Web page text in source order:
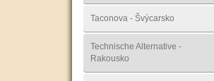
Taconova - Švýcarsko
Technische Alternative -
Rakousko